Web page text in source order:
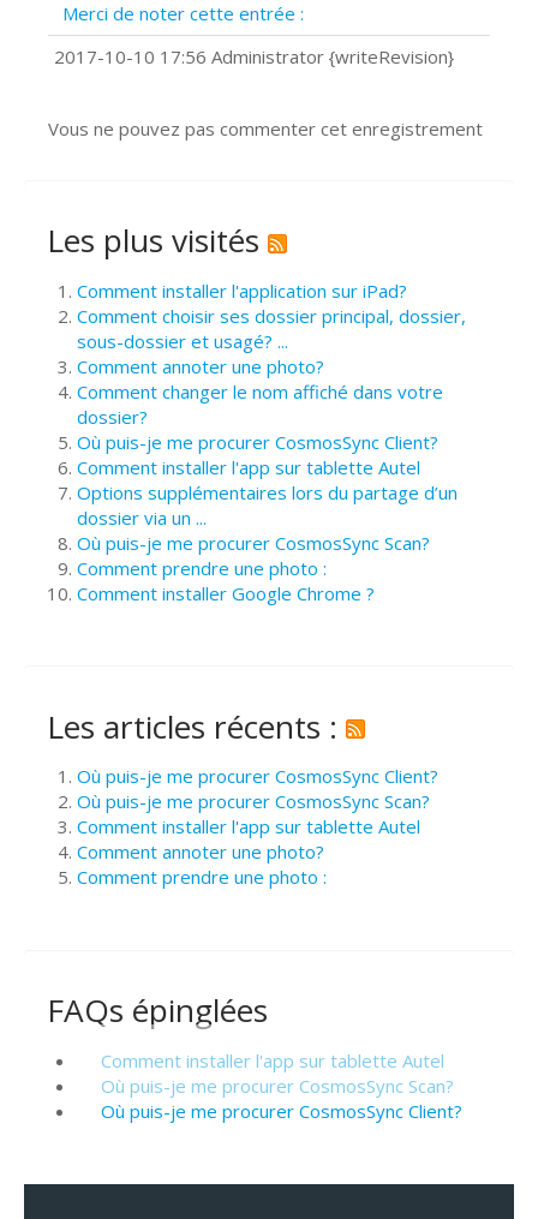
?
Comment installer Google Chrome ?
Merci de noter cette entrée :
2017-10-10 17:56 Administrator {writeRevision}
Vous ne pouvez pas commenter cet enregistrement
Les plus visités
Comment installer l'application sur iPad?
Comment choisir ses dossier principal, dossier,
sous-dossier et usagé? ...
Comment annoter une photo?
Comment changer le nom affiché dans votre
dossier?
Où puis-je me procurer CosmosSync Client?
Comment installer l'app sur tablette Autel
Options supplémentaires lors du partage d’un
dossier via un ...
Où puis-je me procurer CosmosSync Scan?
Comment prendre une photo :
Comment installer Google Chrome ?
Les articles récents :
Où puis-je me procurer CosmosSync Client?
Où puis-je me procurer CosmosSync Scan?
Comment installer l'app sur tablette Autel
Comment annoter une photo?
Comment prendre une photo :
FAQs épinglées
Comment installer l'app sur tablette Autel
Où puis-je me procurer CosmosSync Scan?
Où puis-je me procurer CosmosSync Client?